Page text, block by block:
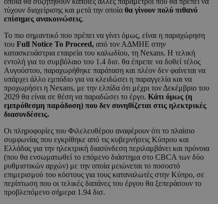
τύχουν διαχείρισης και μετά την οποία θα γίνουν πολύ πιθανό
επίσημες ανακοινώσεις.
Το πιο σημαντικό που πρέπει να γίνει όμως, είναι η παραχώρηση
του Full Notice To Proceed, από τον ΑΔΜΗΕ στην
κατασκευάστρια εταιρεία του καλωδίου, τη Nexans. Η τελική
εντολή για το συμβόλαιο του 1.4 δισ. θα έπρεπε να δοθεί τέλος
Αυγούστου, παραχωρήθηκε παράταση και πλέον δεν φαίνεται να
υπάρχει άλλο εμπόδιο για να κλειδώσει η παραγγελία και να
προχωρήσει η Nexans, με την ελπίδα ότι μέχρι τον Δεκέμβριο του
2029 θα είναι σε θέση να παραδώσει το έργο. Κάτι όμως (η
εμπρόθεσμη παράδοση) που δεν συνηθίζεται στις ηλεκτρικές
διασυνδέσεις.
Οι πληροφορίες του Φιλελευθέρου αναφέρουν ότι το πλαίσιο
συμφωνίας που εγκρίθηκε από τις κυβερνήσεις Κύπρου και
Ελλάδας για την ηλεκτρική διασύνδεση περιλαμβάνει και πρόνοια
(που θα ενσωματωθεί το επόμενο διάστημα στο CBCA των δύο
ρυθμιστικών αρχών) με την οποία μειώνεται το ποσοστό
επιμερισμού του κόστους για τους καταναλωτές στην Κύπρο, σε
περίπτωση που οι τελικές δαπάνες του έργου θα ξεπεράσουν το
προβλεπόμενο σήμερα 1.94 δισ.